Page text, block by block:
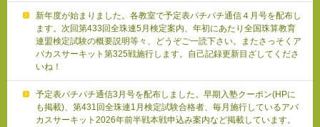
新年度が始まりました。各教室で予定表パチパチ通信４月号を配布し
ます。次回第433回全珠連5月検定案内、年初にあたり全国珠算教育
連盟検定試験の概要説明等々、どうぞご一読下さい。またさっそくア
バカスサーキット第325戦施行します。自己記録更新目ざしてくださ
いね！
予定表パチパチ通信3月号を配布しました。早期入塾クーポン(HPに
も掲載)、第431回全珠連1月検定試験合格者、毎月施行しているアバ
カスサーキット2026年前半戦本戦申込み案内など掲載しています。